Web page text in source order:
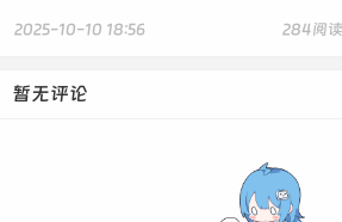
25% { -moz-
50% { -moz-
100% { -moz-
284阅读
2025-10-10 18:56
暂无评论